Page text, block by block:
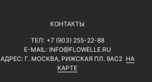
КОНТАКТЫ
ТЕЛ: +7 (903) 255-22-88
E-MAIL: INFO@FLOWELLE.RU
АДРЕС: Г. МОСКВА, РИЖСКАЯ ПЛ. 9АС2 НА
КАРТЕ